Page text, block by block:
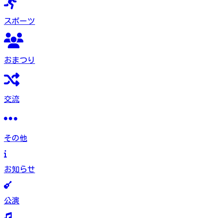
スポーツ
おまつり
交流
その他
お知らせ
公演